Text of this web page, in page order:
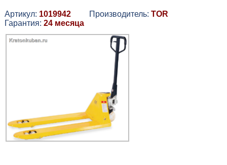
Артикул: 1019942Производитель: TOR
Гарантия: 24 месяца